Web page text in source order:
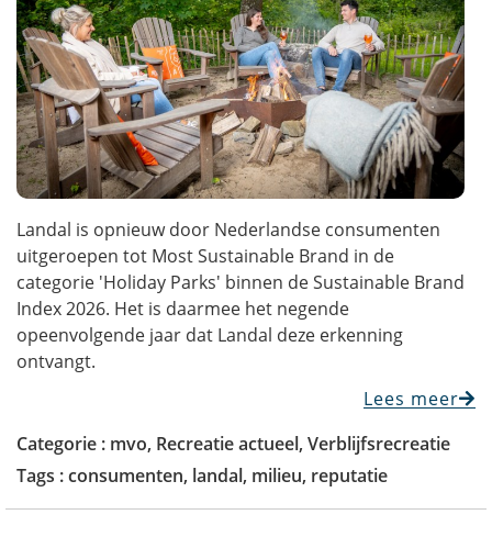
Landal is opnieuw door Nederlandse consumenten
uitgeroepen tot Most Sustainable Brand in de
categorie 'Holiday Parks' binnen de Sustainable Brand
Index 2026. Het is daarmee het negende
opeenvolgende jaar dat Landal deze erkenning
ontvangt.
Lees meer
Categorie : mvo, Recreatie actueel, Verblijfsrecreatie
Tags :consumenten, landal, milieu, reputatie